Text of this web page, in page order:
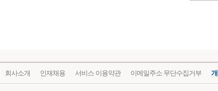
회사소개 인재채용 서비스 이용약관 이메일주소 무단수집거부